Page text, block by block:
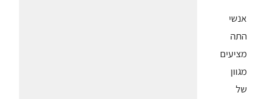
אנשי
התה
מציעים
מגוון
של